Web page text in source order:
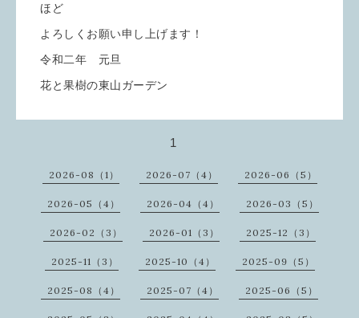
ほど
よろしくお願い申し上げます！
令和二年 元旦
花と果樹の東山ガーデン
1
2026-08（1） 2026-07（4） 2026-06（5）
2026-05（4） 2026-04（4） 2026-03（5）
2026-02（3） 2026-01（3） 2025-12（3）
2025-11（3） 2025-10（4） 2025-09（5）
2025-08（4） 2025-07（4） 2025-06（5）